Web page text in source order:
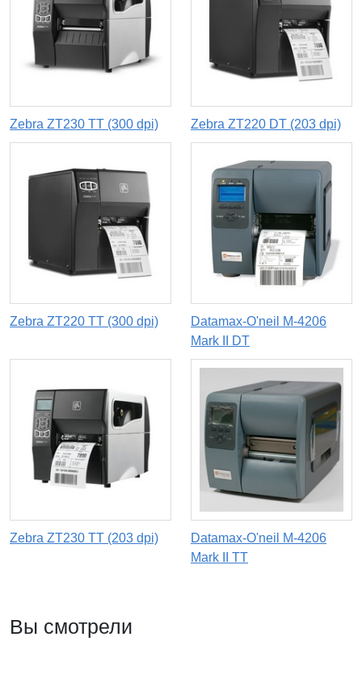
Zebra ZT230 TT (300 dpi) Zebra ZT220 DT (203 dpi)
Zebra ZT220 TT (300 dpi)
Datamax-O'neil M-4206
Mark II DT
Zebra ZT230 TT (203 dpi)
Datamax-O'neil M-4206
Mark II TT
Вы смотрели